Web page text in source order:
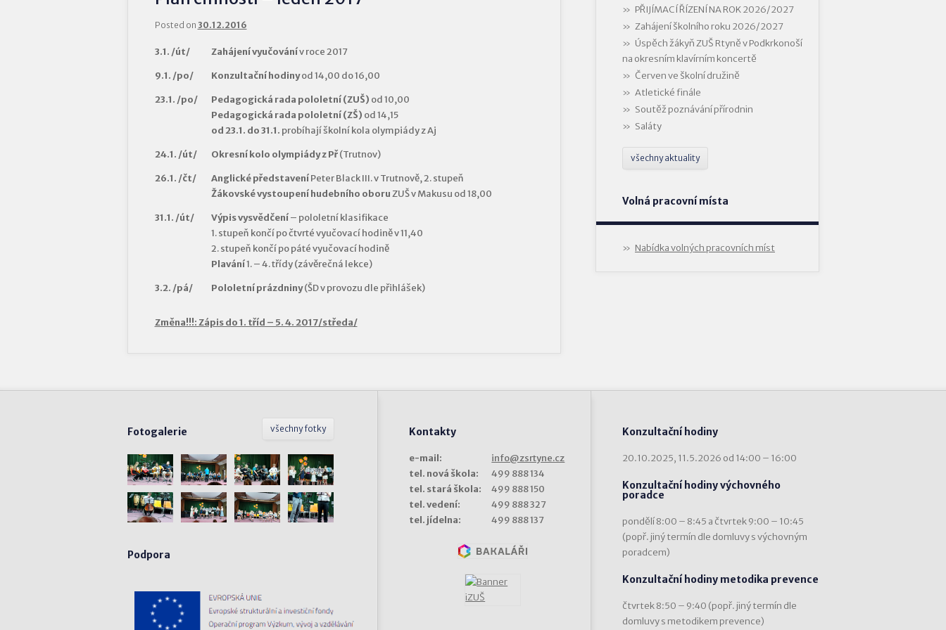
Posted on 30.12.2016
3.1. /út/ Zahájení vyučovánív roce 2017
9.1. /po/
Konzultační hodinyod 14,00 do 16,00
23.1. /po/
Pedagogická rada pololetní (ZUŠ) od 10,00
Pedagogická rada pololetní (ZŠ) od 14,15
od 23.1. do 31.1. probíhají školní kola olympiády z Aj
24.1. /út/
Okresní kolo olympiády z Př(Trutnov)
26.1. /čt/
Anglické představeníPeter Black III. v Trutnově, 2. stupeň
Žákovské vystoupení hudebního oboruZUŠ v Makusu od 18,00
31.1. /út/
Výpis vysvědčení– pololetní klasifikace
1. stupeň končí po čtvrté vyučovací hodině v 11,40
2. stupeň končí po páté vyučovací hodině
Plavání1. – 4. třídy (závěrečná lekce)
3.2. /pá/
Pololetní prázdniny(ŠD v provozu dle přihlášek)
Změna!!!: Zápis do 1. tříd – 5. 4. 2017/středa/
PŘIJÍMACÍ ŘÍZENÍ NA ROK 2026/2027
Zahájení školního roku 2026/2027
Úspěch žákyň ZUŠ Rtyně v Podkrkonoší
na okresním klavírním koncertě
Červen ve školní družině
Atletické finále
Soutěž poznávání přírodnin
Saláty
všechny aktuality
Volná pracovní místa
Nabídka volných pracovních míst
všechny fotky
Fotogalerie
Podpora
Kontakty
e-mail:
info@zsrtyne.cz
tel. nová škola:
499 888 134
tel. stará škola:
499 888 150
tel. vedení:
499 888 327
tel. jídelna:
499 888 137
Konzultační hodiny
20.10.2025, 11.5.2026 od 14:00 – 16:00
Konzultační hodiny výchovného
poradce
pondělí 8:00 – 8:45 a čtvrtek 9:00 – 10:45
(popř. jiný termín dle domluvy s výchovným
poradcem)
Konzultační hodiny metodika prevence
čtvrtek 8:50 – 9:40 (popř. jiný termín dle
domluvy s metodikem prevence)